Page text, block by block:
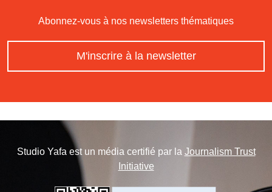
Abonnez-vous à nos newsletters thématiques
M'inscrire à la newsletter
Studio Yafa est un média certifié par la Journalism Trust
Initiative